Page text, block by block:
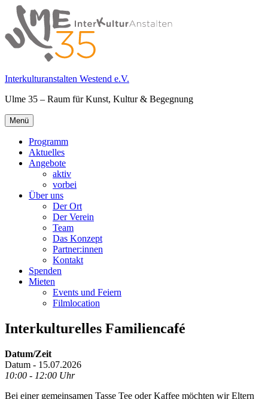
Springe
zum
Inhalt
Interkulturanstalten Westend e.V.
Ulme 35 – Raum für Kunst, Kultur & Begegnung
Primäres
Menü
Menü
Programm
Aktuelles
Angebote
aktiv
vorbei
Über uns
Der Ort
Der Verein
Team
Das Konzept
Partner:innen
Kontakt
Spenden
Mieten
Events und Feiern
Filmlocation
Interkulturelles Familiencafé
Datum/Zeit
Datum - 15.07.2026
10:00 - 12:00 Uhr
Bei einer gemeinsamen Tasse Tee oder Kaffee möchten wir Eltern